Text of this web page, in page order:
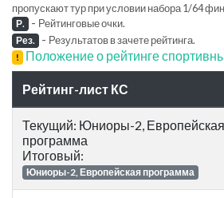
пропускают тур при условии набора 1/64
Р. - Рейтинговые очки.
Рез. - Результатов в зачете рейтинга.
! Положение о рейтинге
Рейтинг-лист КС
Текущий: Юниоры-2, Европейская
программа
Итоговый:
Юниоры-2, Европейская программа